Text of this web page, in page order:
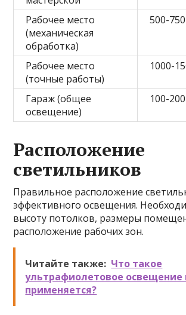
Рабочее место
(механическая
обработка)
500-750
Рабочее место
(точные работы)
1000-
Гараж (общее
освещение)
100-200
Расположение
светильников
Правильное расположение
эффективного освещения.
высоту потолков, размеры
расположение рабочих зон.
Читайте также: Что такое
ультрафиолетовое освещение
применяется?